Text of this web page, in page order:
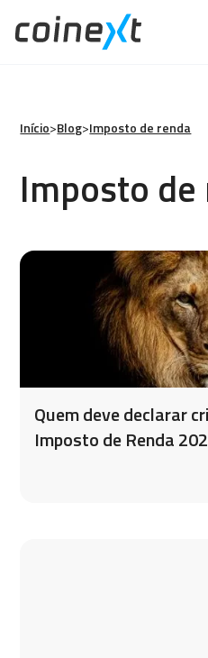
Início>Blog>Imposto de renda
Imposto de
Quem deve declarar
Imposto de Renda